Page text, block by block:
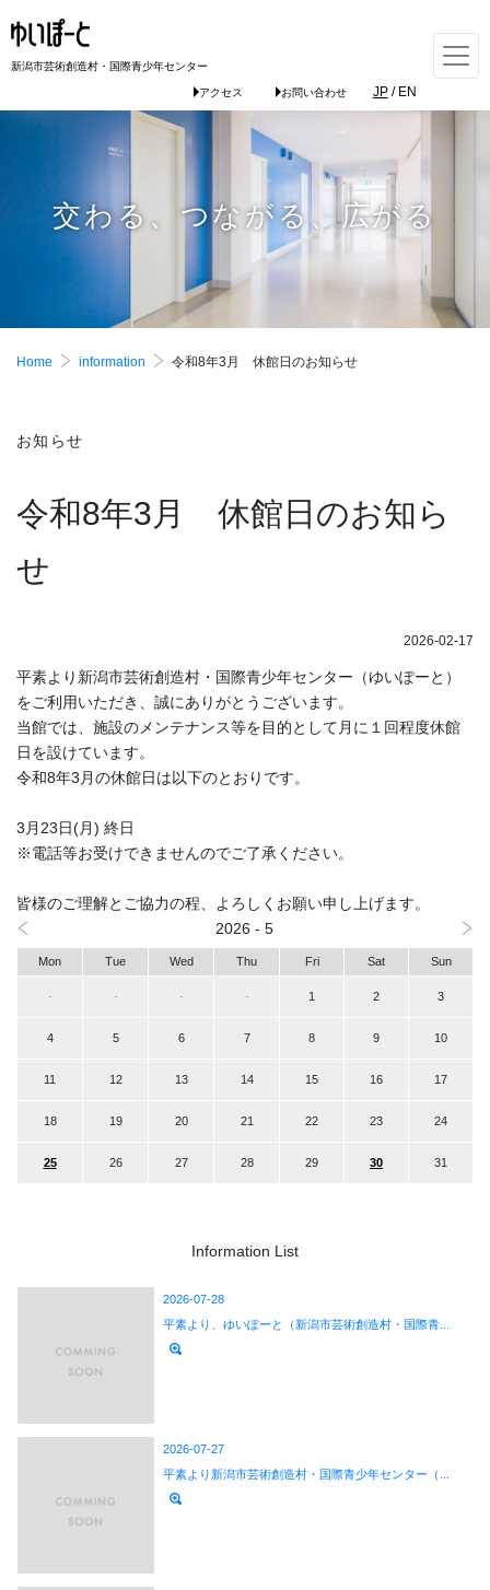
交わる、つながる、広がる
新潟市芸術創造村・国際青少年センター
アクセス お問い合わせ JP/ EN
Home information 令和8年3月 休館日のお知らせ
お知らせ
令和8年3月 休館日のお知ら
せ
2026-02-17
平素より新潟市芸術創造村・国際青少年センター（ゆいぽーと）
をご利用いただき、誠にありがとうございます。
当館では、施設のメンテナンス等を目的として月に１回程度休館
日を設けています。
令和8年3月の休館日は以下のとおりです。
3月23日(月) 終日
※電話等お受けできませんのでご了承ください。
皆様のご理解とご協力の程、よろしくお願い申し上げます。
2026 - 5
Mon Tue Wed Thu Fri Sat Sun
- - - - 1 2 3
4 5 6 7 8 9 10
11 12 13 14 15 16 17
18 19 20 21 22 23 24
25 26 27 28 29 30 31
Information List
2026-07-28
平素より、ゆいぽーと（新潟市芸術創造村・国際青...
2026-07-27
平素より新潟市芸術創造村・国際青少年センター（...